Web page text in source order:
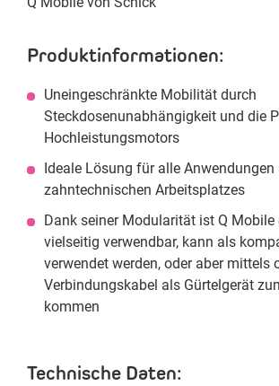
Produktinformationen:
Uneingeschränkte Mobilität durch
Steckdosenunabhängigkeit und die
Hochleistungsmotors
Ideale Lösung für alle Anwendungen
zahntechnischen Arbeitsplatzes
Dank seiner Modularität ist Q Mobile
vielseitig verwendbar, kann als
verwendet werden, oder aber mittels
Verbindungskabel als Gürtelgerät
kommen
Technische Daten: